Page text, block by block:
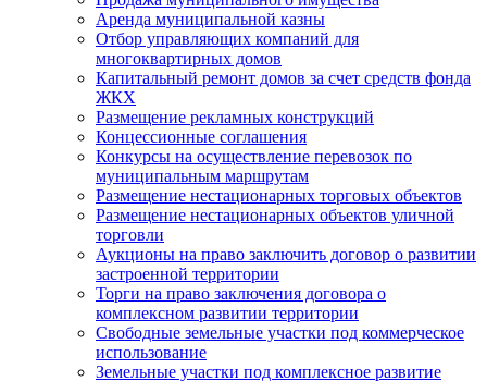
Аренда муниципальной казны
Отбор управляющих компаний для
многоквартирных домов
Капитальный ремонт домов за счет средств фонда
ЖКХ
Размещение рекламных конструкций
Концессионные соглашения
Конкурсы на осуществление перевозок по
муниципальным маршрутам
Размещение нестационарных торговых объектов
Размещение нестационарных объектов уличной
торговли
Аукционы на право заключить договор о развитии
застроенной территории
Торги на право заключения договора о
комплексном развитии территории
Свободные земельные участки под коммерческое
использование
Земельные участки под комплексное развитие